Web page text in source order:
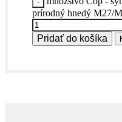
prírodný hnedý M27/
Pridať do košíka